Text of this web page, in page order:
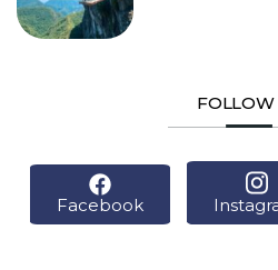
FOLLOW
Facebook